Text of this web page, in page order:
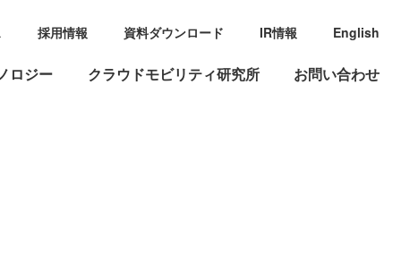
ロジー クラウドモビリティ研究所 お問い合わせ
採用情報 資料ダウンロード IR情報 English